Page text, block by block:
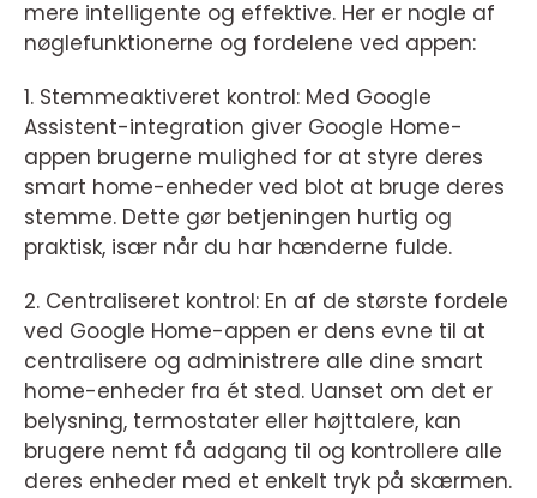
mere intelligente og effektive. Her er nogle af
nøglefunktionerne og fordelene ved appen:
1. Stemmeaktiveret kontrol: Med Google
Assistent-integration giver Google Home-
appen brugerne mulighed for at styre deres
smart home-enheder ved blot at bruge deres
stemme. Dette gør betjeningen hurtig og
praktisk, især når du har hænderne fulde.
2. Centraliseret kontrol: En af de største fordele
ved Google Home-appen er dens evne til at
centralisere og administrere alle dine smart
home-enheder fra ét sted. Uanset om det er
belysning, termostater eller højttalere, kan
brugere nemt få adgang til og kontrollere alle
deres enheder med et enkelt tryk på skærmen.